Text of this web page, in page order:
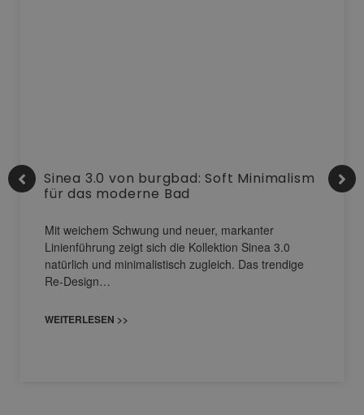
Sinea 3.0 von burgbad: Soft Minimalism
für das moderne Bad
Mit weichem Schwung und neuer, markanter
Linienführung zeigt sich die Kollektion Sinea 3.0
natürlich und minimalistisch zugleich. Das trendige
Re-Design…
WEITERLESEN >>